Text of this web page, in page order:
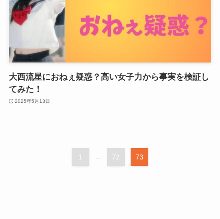
大西流星におねぇ疑惑？高い女子力から事実を検証し
てみた！
2025年5月13日
1 ... 72 73